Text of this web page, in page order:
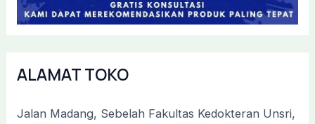
ALAMAT TOKO
Jalan Madang, Sebelah Fakultas Kedokteran Unsri,